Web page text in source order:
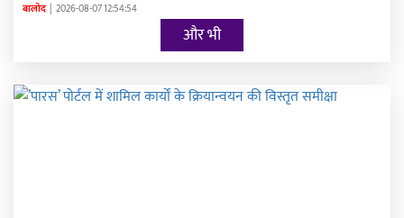
बालोद | 2026-08-07 12:54:54
और भी